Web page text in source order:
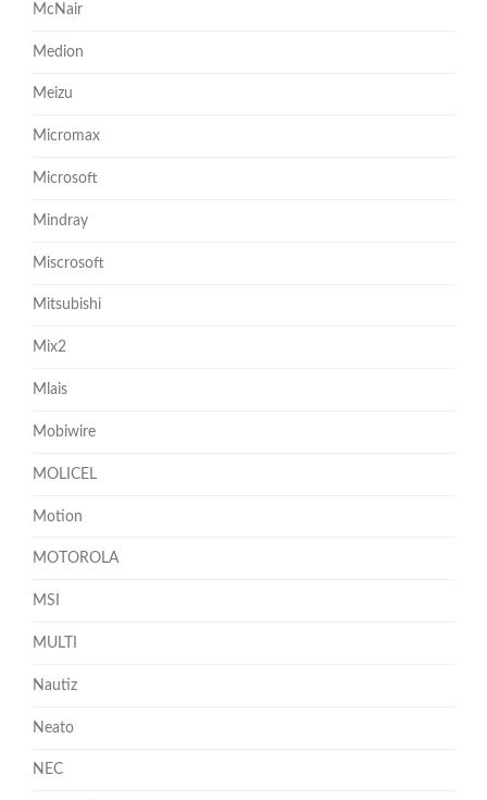
McNair
Medion
Meizu
Micromax
Microsoft
Mindray
Miscrosoft
Mitsubishi
Mix2
Mlais
Mobiwire
MOLICEL
Motion
MOTOROLA
MSI
MULTI
Nautiz
Neato
NEC